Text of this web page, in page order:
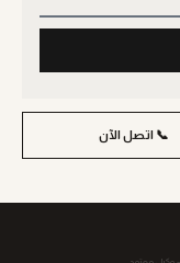
📞 اتصل الآن